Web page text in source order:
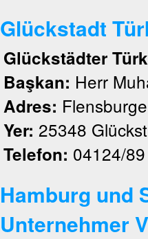
Glückstadt
Glückstädter
Başkan: Herr
Adres:
Yer: 25348
Telefon: 04124/
Hamburg und
Unternehmer